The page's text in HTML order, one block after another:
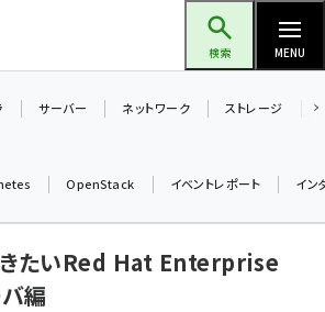
検索 MENU
ム貢献～仲間と築いた勝利の絆～ (2329)
サーバー ネットワーク ストレージ
OpenStack イベントレポート イン
きたいRed Hat Enterprise
編